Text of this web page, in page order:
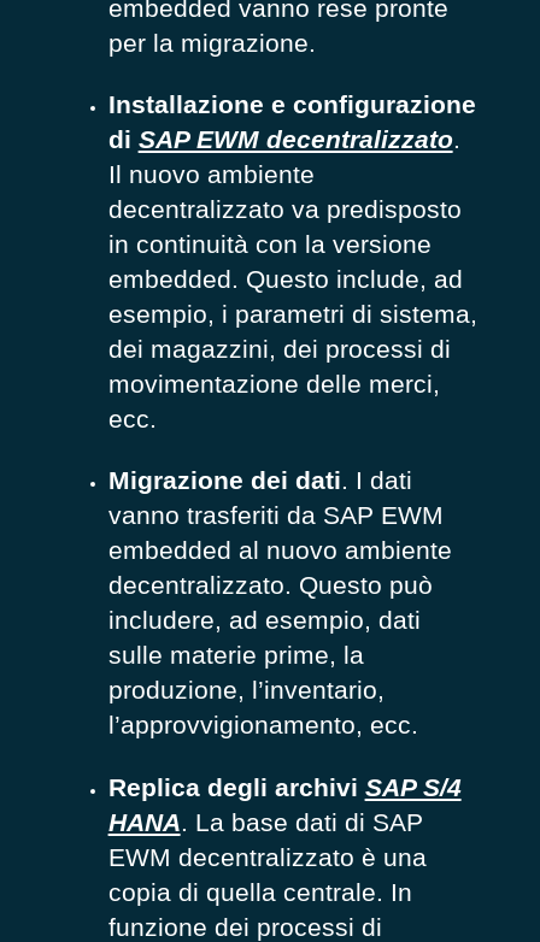
embedded vanno rese pronte
per la migrazione.
Installazione e configurazione
di SAP EWM decentralizzato.
Il nuovo ambiente
decentralizzato va predisposto
in continuità con la versione
embedded. Questo include, ad
esempio, i parametri di sistema,
dei magazzini, dei processi di
movimentazione delle merci,
ecc.
Migrazione dei dati. I dati
vanno trasferiti da SAP EWM
embedded al nuovo ambiente
decentralizzato. Questo può
includere, ad esempio, dati
sulle materie prime, la
produzione, l’inventario,
l’approvvigionamento, ecc.
Replica degli archivi SAP S/4
HANA. La base dati di SAP
EWM decentralizzato è una
copia di quella centrale. In
funzione dei processi di